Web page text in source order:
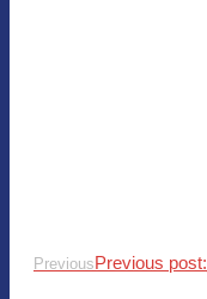
PreviousPrevious post: